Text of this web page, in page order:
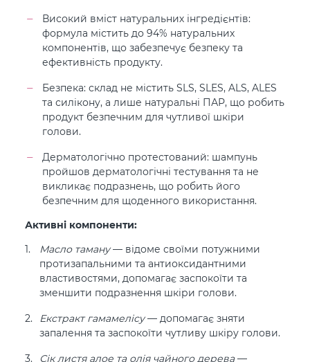
Високий вміст натуральних інгредієнтів:
формула містить до 94% натуральних
компонентів, що забезпечує безпеку та
ефективність продукту.
Безпека: склад не містить SLS, SLES, ALS, ALES
та силікону, а лише натуральні ПАР, що робить
продукт безпечним для чутливої шкіри
голови.
Дерматологічно протестований: шампунь
пройшов дерматологічні тестування та не
викликає подразнень, що робить його
безпечним для щоденного використання.
Активні компоненти:
Масло таману— відоме своїми потужними
протизапальними та антиоксидантними
властивостями, допомагає заспокоїти та
зменшити подразнення шкіри голови.
Екстракт гамамелісу— допомагає зняти
запалення та заспокоїти чутливу шкіру голови.
Сік листя алое та олія чайного дерева—